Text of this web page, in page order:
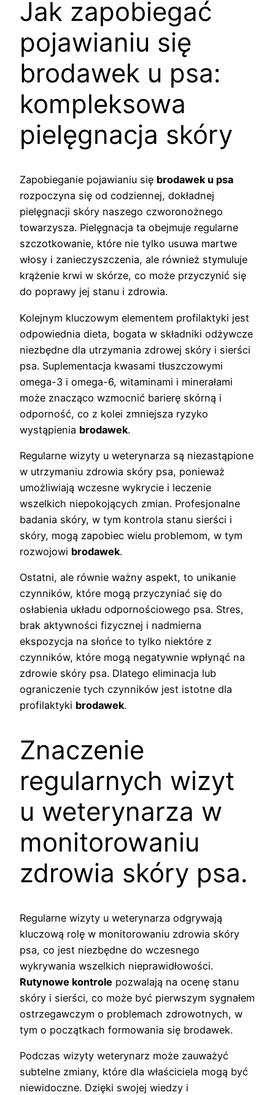
Jak zapobiegać
pojawianiu się
brodawek u psa:
kompleksowa
pielęgnacja skóry
Zapobieganie pojawianiu się brodawek u psa
rozpoczyna się od codziennej, dokładnej
pielęgnacji skóry naszego czworonożnego
towarzysza. Pielęgnacja ta obejmuje regularne
szczotkowanie, które nie tylko usuwa martwe
włosy i zanieczyszczenia, ale również stymuluje
krążenie krwi w skórze, co może przyczynić się
do poprawy jej stanu i zdrowia.
Kolejnym kluczowym elementem profilaktyki jest
odpowiednia dieta, bogata w składniki odżywcze
niezbędne dla utrzymania zdrowej skóry i sierści
psa. Suplementacja kwasami tłuszczowymi
omega-3 i omega-6, witaminami i minerałami
może znacząco wzmocnić barierę skórną i
odporność, co z kolei zmniejsza ryzyko
wystąpienia brodawek.
Regularne wizyty u weterynarza są niezastąpione
w utrzymaniu zdrowia skóry psa, ponieważ
umożliwiają wczesne wykrycie i leczenie
wszelkich niepokojących zmian. Profesjonalne
badania skóry, w tym kontrola stanu sierści i
skóry, mogą zapobiec wielu problemom, w tym
rozwojowi brodawek.
Ostatni, ale równie ważny aspekt, to unikanie
czynników, które mogą przyczyniać się do
osłabienia układu odpornościowego psa. Stres,
brak aktywności fizycznej i nadmierna
ekspozycja na słońce to tylko niektóre z
czynników, które mogą negatywnie wpłynąć na
zdrowie skóry psa. Dlatego eliminacja lub
ograniczenie tych czynników jest istotne dla
profilaktyki brodawek.
Znaczenie
regularnych wizyt
u weterynarza w
monitorowaniu
zdrowia skóry psa.
Regularne wizyty u weterynarza odgrywają
kluczową rolę w monitorowaniu zdrowia skóry
psa, co jest niezbędne do wczesnego
wykrywania wszelkich nieprawidłowości.
Rutynowe kontrole pozwalają na ocenę stanu
skóry i sierści, co może być pierwszym sygnałem
ostrzegawczym o problemach zdrowotnych, w
tym o początkach formowania się brodawek.
Podczas wizyty weterynarz może zauważyć
subtelne zmiany, które dla właściciela mogą być
niewidoczne. Dzięki swojej wiedzy i